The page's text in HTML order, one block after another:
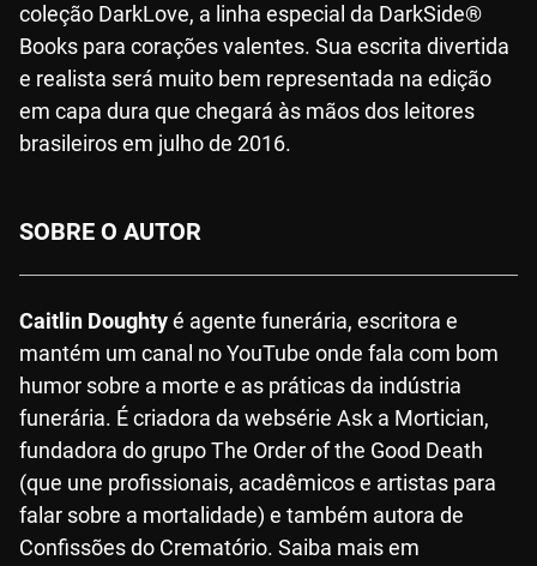
coleção DarkLove, a linha especial da DarkSide®
Books para corações valentes. Sua escrita divertida
e realista será muito bem representada na edição
em capa dura que chegará às mãos dos leitores
brasileiros em julho de 2016.
SOBRE O AUTOR
Caitlin Doughtyé agente funerária, escritora e
mantém um canal no YouTube onde fala com bom
humor sobre a morte e as práticas da indústria
funerária. É criadora da websérie Ask a Mortician,
fundadora do grupo The Order of the Good Death
(que une profissionais, acadêmicos e artistas para
falar sobre a mortalidade) e também autora de
Confissões do Crematório. Saiba mais em